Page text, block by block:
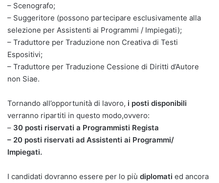
– Scenografo;
– Suggeritore (possono partecipare esclusivamente alla
selezione per Assistenti ai Programmi / Impiegati);
– Traduttore per Traduzione non Creativa di Testi
Espositivi;
– Traduttore per Traduzione Cessione di Diritti d’Autore
non Siae.
Tornando all’opportunità di lavoro, i posti disponibili
verranno ripartiti in questo modo,ovvero:
– 30 posti riservati a Programmisti Regista
– 20 posti riservati ad Assistenti ai Programmi/
Impiegati.
I candidati dovranno essere per lo più diplomati ed ancora